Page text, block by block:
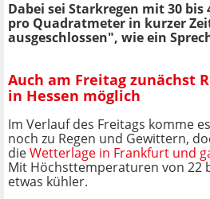
Dabei sei Starkregen mit 30
pro Quadratmeter in kurzer
ausgeschlossen", wie ein
Auch am Freitag zunächst
in Hessen möglich
Im Verlauf des Freitags komme
noch zu Regen und Gewittern,
dieWetterlage in Frankfurt und
Mit Höchsttemperaturen von 22
etwas kühler.